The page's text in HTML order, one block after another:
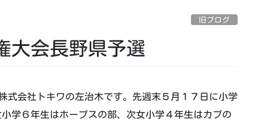
旧ブログ
大会長野県予選
式会社トキワの左治木です。先週末５月１７日に小学
学６年生はホープスの部、次女小学４年生はカブの